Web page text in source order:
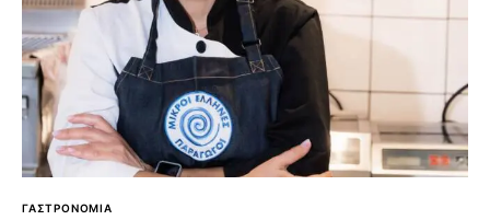
ΓΑΣΤΡΟΝΟΜΙΑ